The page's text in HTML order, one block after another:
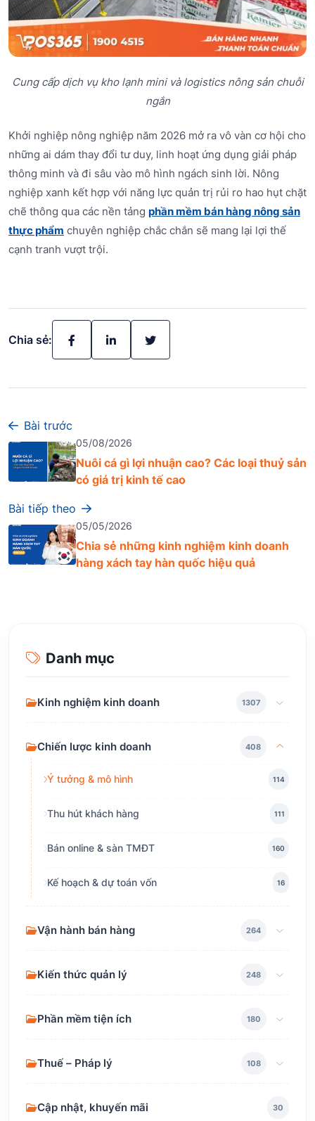
Cung cấp dịch vụ kho lạnh mini và logistics nông sản chuỗi
ngắn
Khởi nghiệp nông nghiệp năm 2026 mở ra vô vàn cơ hội cho
những ai dám thay đổi tư duy, linh hoạt ứng dụng giải pháp
thông minh và đi sâu vào mô hình ngách sinh lời. Nông
nghiệp xanh kết hợp với năng lực quản trị rủi ro hao hụt chặt
chẽ thông qua các nền tảng phần mềm bán hàng nông sản
thực phẩm chuyên nghiệp chắc chắn sẽ mang lại lợi thế
cạnh tranh vượt trội.
Chia sẻ:
Bài trước
05/08/2026
Nuôi cá gì lợi nhuận cao? Các loại thuỷ sản
có giá trị kinh tế cao
Bài tiếp theo
05/05/2026
Chia sẻ những kinh nghiệm kinh doanh
hàng xách tay hàn quốc hiệu quả
Danh mục
Kinh nghiệm kinh doanh 1307
Chiến lược kinh doanh 408
Ý tưởng & mô hình 114
Thu hút khách hàng 111
Bán online & sàn TMĐT 160
Kế hoạch & dự toán vốn 16
Vận hành bán hàng 264
Kiến thức quản lý 248
Phần mềm tiện ích 180
Thuế – Pháp lý 108
Cập nhật, khuyến mãi 30